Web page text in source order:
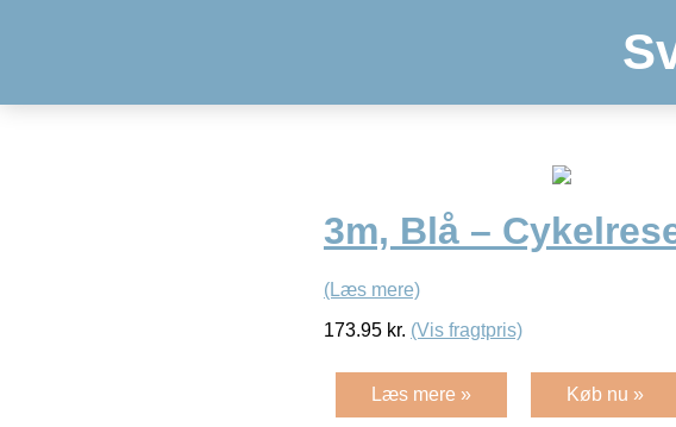
3m, Blå –
(Læs mere)
173.95 kr. (Vis fragtpris)
Læs mere » Køb nu »